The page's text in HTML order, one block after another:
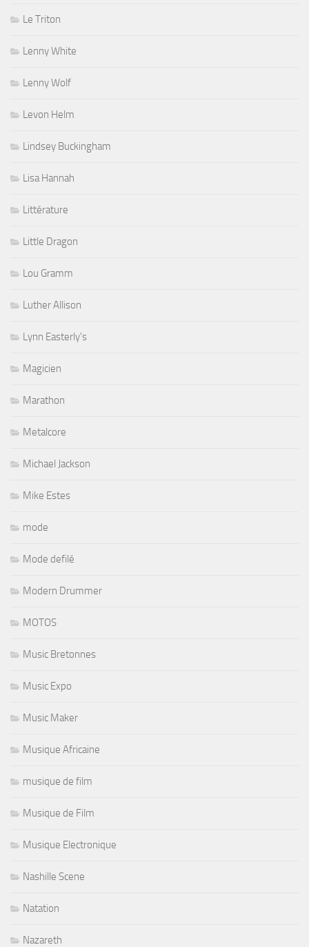
Le Triton
Lenny White
Lenny Wolf
Levon Helm
Lindsey Buckingham
Lisa Hannah
Littérature
Little Dragon
Lou Gramm
Luther Allison
Lynn Easterly's
Magicien
Marathon
Metalcore
Michael Jackson
Mike Estes
mode
Mode defilé
Modern Drummer
MOTOS
Music Bretonnes
Music Expo
Music Maker
Musique Africaine
musique de film
Musique de Film
Musique Electronique
Nashille Scene
Natation
Nazareth